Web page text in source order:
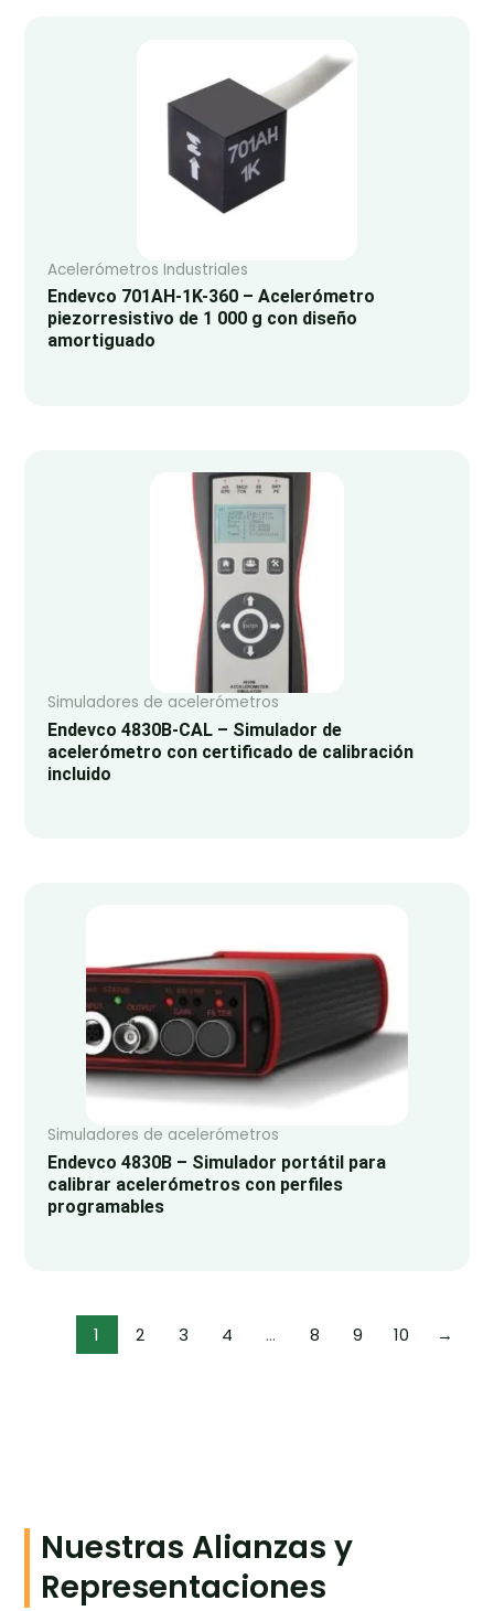
Acelerómetros Industriales
Endevco 701AH-1K-360 – Acelerómetro
piezorresistivo de 1 000 g con diseño
amortiguado
Simuladores de acelerómetros
Endevco 4830B-CAL – Simulador de
acelerómetro con certificado de calibración
incluido
Simuladores de acelerómetros
Endevco 4830B – Simulador portátil para
calibrar acelerómetros con perfiles
programables
1 2 3 4 … 8 9 10 →
Nuestras Alianzas y
Representaciones